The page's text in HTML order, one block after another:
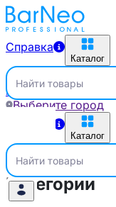
Справка
Каталог
Найти товары
Выберите город
Каталог
Найти товары
Главная Бренды
Категории